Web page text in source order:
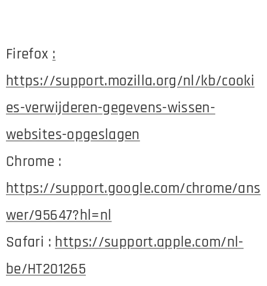
Firefox :
https://support.mozilla.org/nl/kb/cooki
es-verwijderen-gegevens-wissen-
websites-opgeslagen
Chrome :
https://support.google.com/chrome/ans
wer/95647?hl=nl
Safari : https://support.apple.com/nl-
be/HT201265